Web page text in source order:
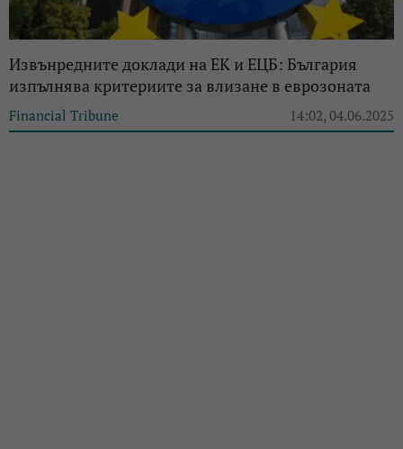
Извънредните доклади на ЕК и ЕЦБ: България
изпълнява критериите за влизане в еврозоната
Financial Tribune 14:02, 04.06.2025